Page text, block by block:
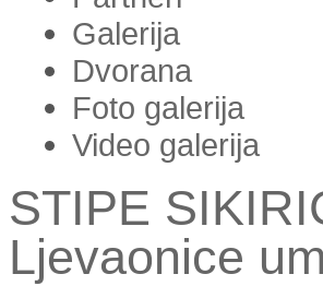
Galerija
Dvorana
Foto galerija
Video galerija
STIPE
Ljevaonice